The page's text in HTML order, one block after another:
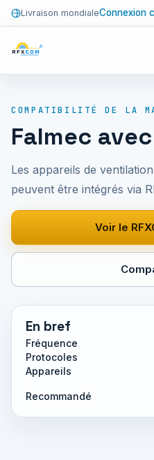
Livraison mondialeConnexion
COMPATIBILITÉ DE LA
Falmec avec
Les appareils de
peuvent être intégrés via
Voir le
En bref
Fréquence
Protocoles
Appareils
Recommandé